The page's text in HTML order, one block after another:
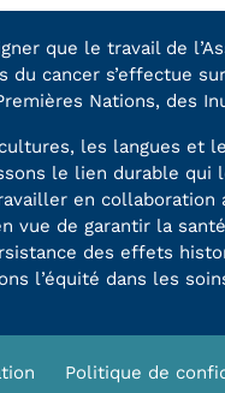
que le travail de
du cancer s’effectue
Nations, des
les langues et
le lien durable qui
en
vue de garantir la
des effets
l’équité dans les
Politique de